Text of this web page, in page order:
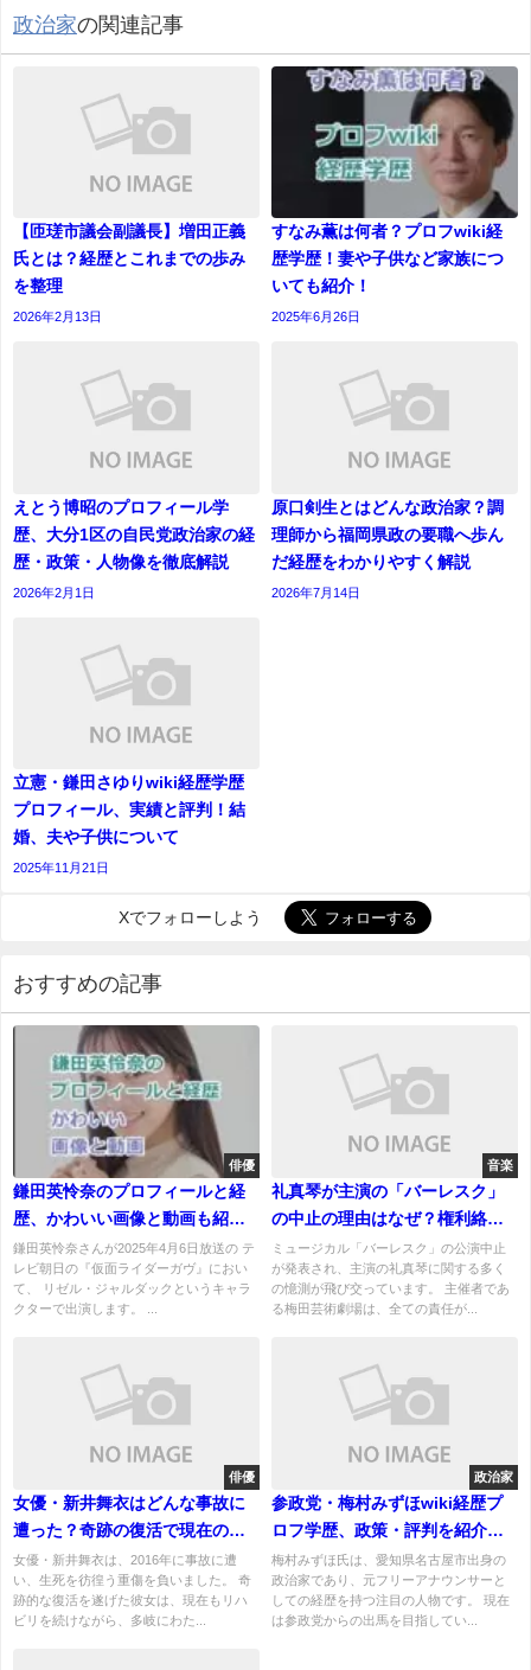
政治家の関連記事
【匝瑳市議会副議長】増田正義
氏とは？経歴とこれまでの歩み
を整理
2026年2月13日
すなみ薫は何者？プロフwiki経
歴学歴！妻や子供など家族につ
いても紹介！
2025年6月26日
えとう博昭のプロフィール学
歴、大分1区の自民党政治家の経
歴・政策・人物像を徹底解説
2026年2月1日
原口剣生とはどんな政治家？調
理師から福岡県政の要職へ歩ん
だ経歴をわかりやすく解説
2026年7月14日
立憲・鎌田さゆりwiki経歴学歴
プロフィール、実績と評判！結
婚、夫や子供について
2025年11月21日
Xでフォローしよう
おすすめの記事
俳優
鎌田英怜奈のプロフィールと経
歴、かわいい画像と動画も紹
介！どこの高校に進学予定？
鎌田英怜奈さんが2025年4月6日放送の テ
レビ朝日の『仮面ライダーガヴ』におい
て、 リゼル・ジャルダックというキャラ
クターで出演します。 ...
音楽
礼真琴が主演の「バーレスク」
の中止の理由はなぜ？権利絡み
の契約問題か？
ミュージカル「バーレスク」の公演中止
が発表され、主演の礼真琴に関する多く
の憶測が飛び交っています。 主催者であ
る梅田芸術劇場は、全ての責任が...
俳優
女優・新井舞衣はどんな事故に
遭った？奇跡の復活で現在の活
動は？
女優・新井舞衣は、2016年に事故に遭
い、生死を彷徨う重傷を負いました。 奇
跡的な復活を遂げた彼女は、現在もリハ
ビリを続けながら、多岐にわた...
政治家
参政党・梅村みずほwiki経歴プ
ロフ学歴、政策・評判を紹介！
夫や子供についても！
梅村みずほ氏は、愛知県名古屋市出身の
政治家であり、元フリーアナウンサーと
しての経歴を持つ注目の人物です。 現在
は参政党からの出馬を目指してい...